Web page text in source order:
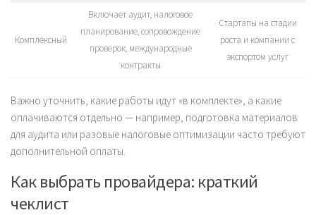
Комплексный
Включает аудит, налоговое
планирование, сопровождение
проверок, международные
контракты
Стартапы на стадии
роста и компании с
экспортом услуг
Важно уточнить, какие работы идут «в комплекте», а какие
оплачиваются отдельно — например, подготовка материалов
для аудита или разовые налоговые оптимизации часто требуют
дополнительной оплаты.
Как выбрать провайдера: краткий
чеклист